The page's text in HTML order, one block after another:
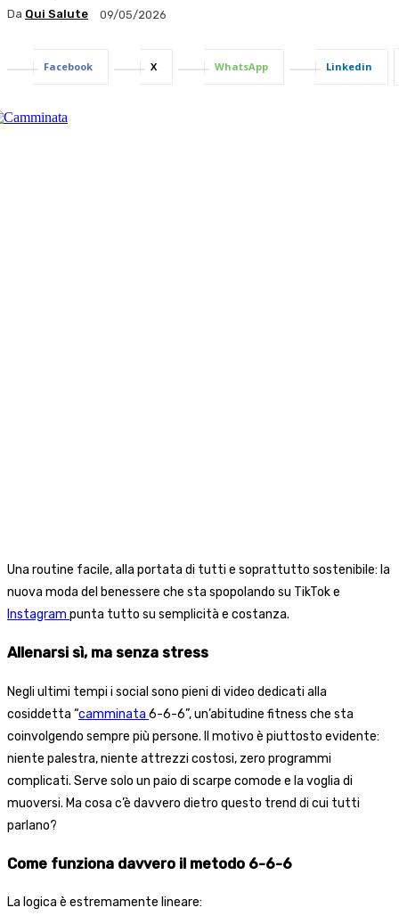
Da Qui Salute 09/05/2026
Facebook X WhatsApp Linkedin
Una routine facile, alla portata di tutti e soprattutto sostenibile: la
nuova moda del benessere che sta spopolando su TikTok e
Instagram punta tutto su semplicità e costanza.
Allenarsi sì, ma senza stress
Negli ultimi tempi i social sono pieni di video dedicati alla
cosiddetta “camminata 6-6-6”, un’abitudine fitness che sta
coinvolgendo sempre più persone. Il motivo è piuttosto evidente:
niente palestra, niente attrezzi costosi, zero programmi
complicati. Serve solo un paio di scarpe comode e la voglia di
muoversi. Ma cosa c’è davvero dietro questo trend di cui tutti
parlano?
Come funziona davvero il metodo 6-6-6
La logica è estremamente lineare: